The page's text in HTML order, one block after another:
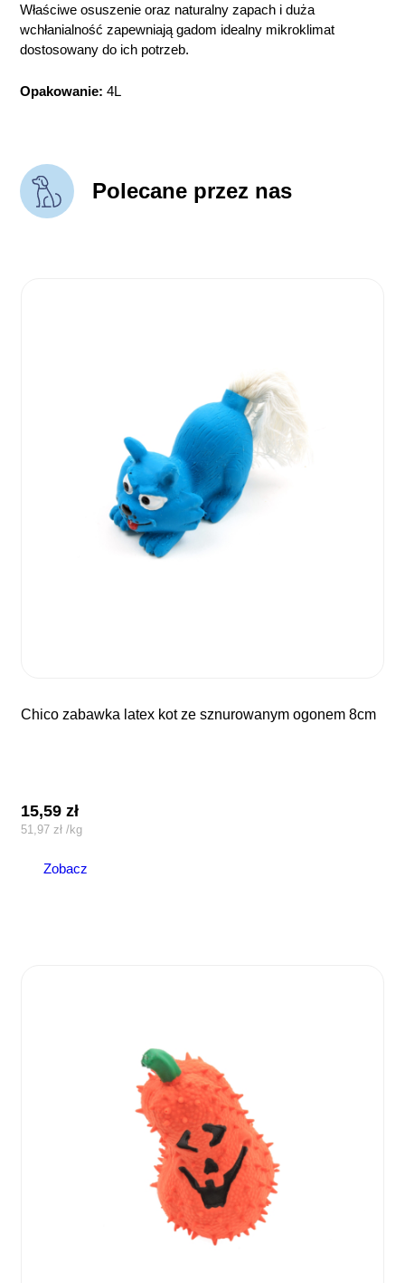
Właściwe osuszenie oraz naturalny zapach i duża
wchłanialność zapewniają gadom idealny mikroklimat
dostosowany do ich potrzeb.
Opakowanie: 4L
Polecane przez nas
chico zabawka latex kot ze sznurowanym ogonem 8cm
15,59zł
51,97 zł /kg
Zobacz